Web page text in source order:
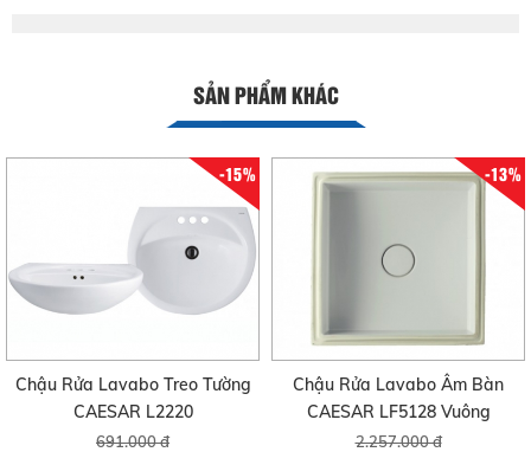
SẢN PHẨM KHÁC
-15%
Chậu Rửa Lavabo Treo Tường
CAESAR L2220
691.000 đ
-13%
Chậu Rửa Lavabo Âm Bàn
CAESAR LF5128 Vuông
2.257.000 đ